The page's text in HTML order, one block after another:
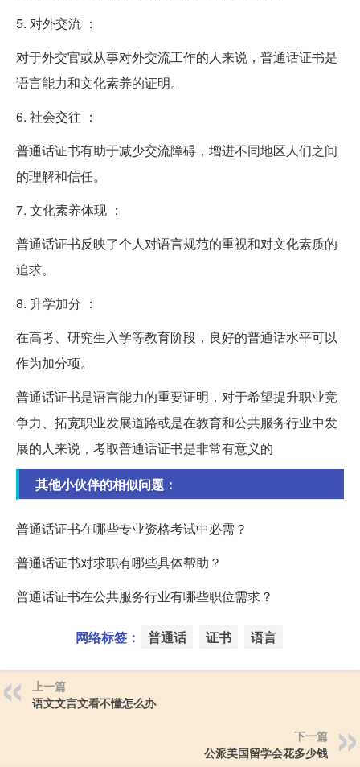
5. 对外交流 ：
对于外交官或从事对外交流工作的人来说，普通话证书是
语言能力和文化素养的证明。
6. 社会交往 ：
普通话证书有助于减少交流障碍，增进不同地区人们之间
的理解和信任。
7. 文化素养体现 ：
普通话证书反映了个人对语言规范的重视和对文化素质的
追求。
8. 升学加分 ：
在高考、研究生入学等教育阶段，良好的普通话水平可以
作为加分项。
普通话证书是语言能力的重要证明，对于希望提升职业竞
争力、拓宽职业发展道路或是在教育和公共服务行业中发
展的人来说，考取普通话证书是非常有意义的
其他小伙伴的相似问题：
普通话证书在哪些专业资格考试中必需？
普通话证书对求职有哪些具体帮助？
普通话证书在公共服务行业有哪些职位需求？
网络标签： 普通话 证书 语言
上一篇
语文文言文看不懂怎么办
下一篇
公派美国留学会花多少钱